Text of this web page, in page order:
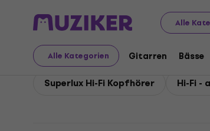
Alle
Alle Kategorien Gitarren Bässe
Superlux Superlux Hi-Fi Systeme
Superlux Hi-Fi
Superlux Hi-Fi Kopfhörer Hi-Fi -